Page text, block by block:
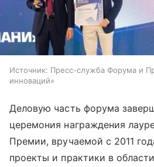
Источник: Пресс-служба Форума и
инноваций»
Деловую часть форума
церемония награждения
Премии, вручаемой с 2011
проекты и практики в